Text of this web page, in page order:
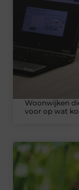
Woonwijken
voor op wat